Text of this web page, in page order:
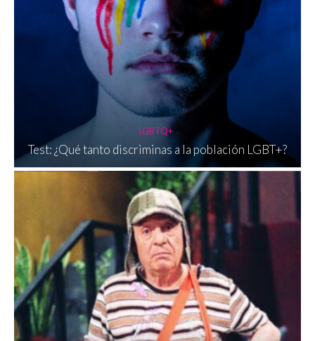
LGBTQ+
Test: ¿Qué tanto discriminas a la población LGBT+?